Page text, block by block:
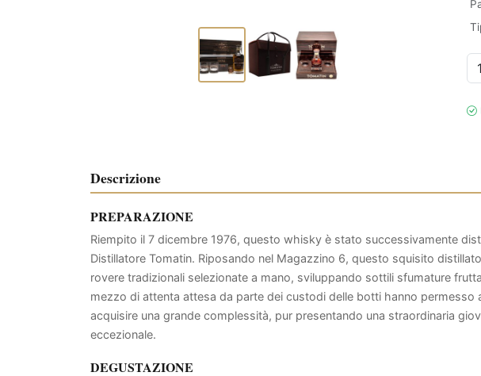
Descrizione
PREPARAZIONE
Riempito il 7 dicembre 1976, questo whisky è stato successivamente
Distillatore Tomatin. Riposando nel Magazzino 6, questo squisito
rovere tradizionali selezionate a mano, sviluppando sottili sfumature
mezzo di attenta attesa da parte dei custodi delle botti hanno permesso
acquisire una grande complessità, pur presentando una straordinaria
eccezionale.
DEGUSTAZIONE